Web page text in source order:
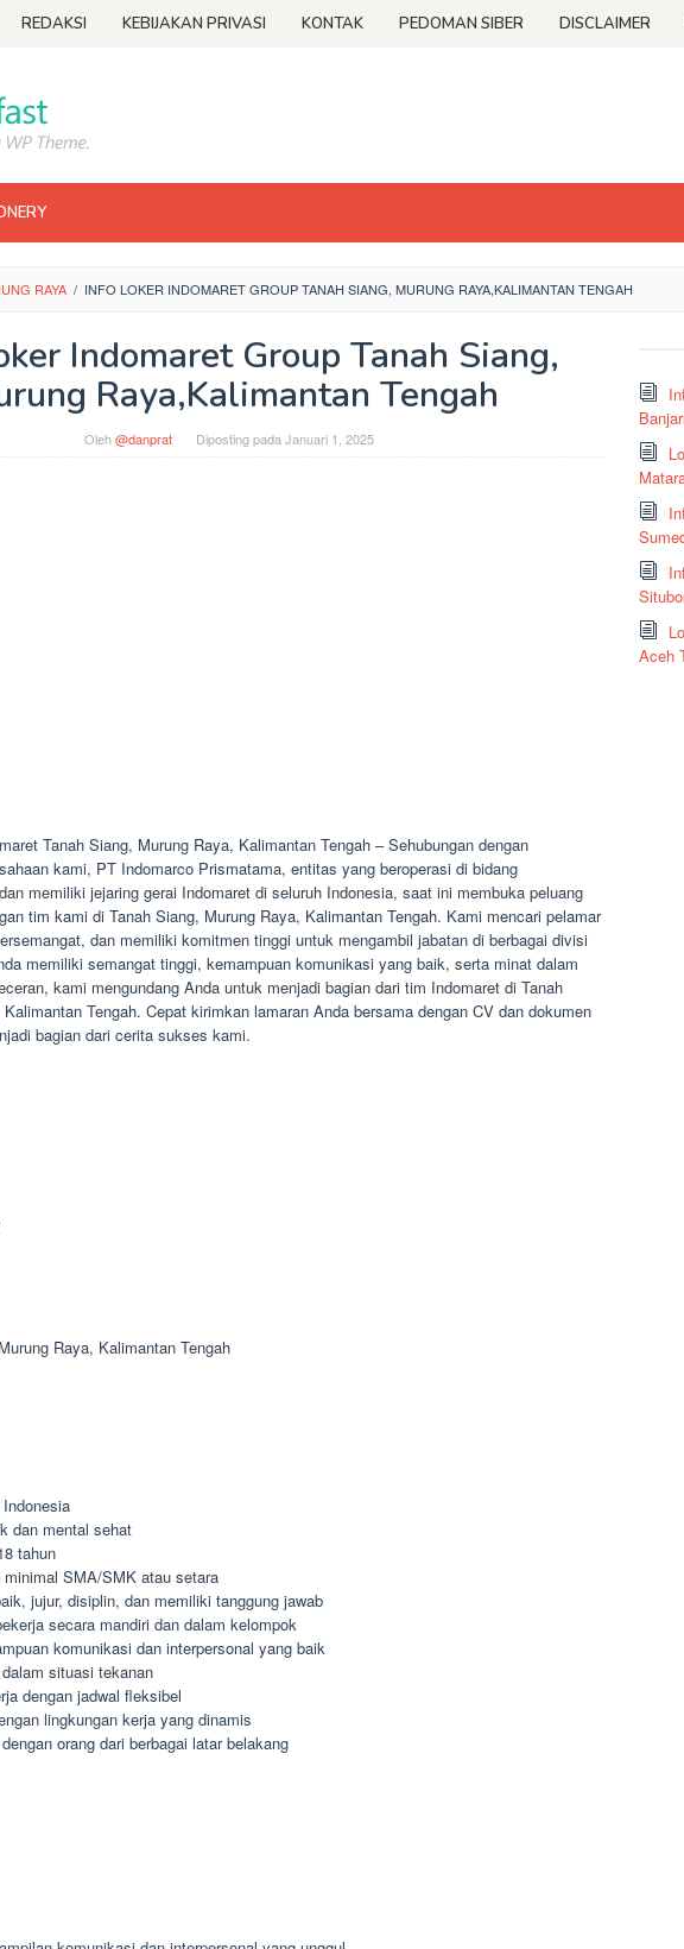
REDAKSI KEBIJAKAN PRIVASI KONTAK PEDOMAN SIBER DISCLAIMER
RAYA / INFO LOKER INDOMARET GROUP TANAH SIANG, MURUNG RAYA,KALIMANTAN TENGAH
Indomaret Group Tanah Siang,
Raya,Kalimantan Tengah
Oleh@danprat Diposting pada Januari 1, 2025
Tanah Siang, Murung Raya, Kalimantan Tengah – Sehubungan dengan
kami, PT Indomarco Prismatama, entitas yang beroperasi di bidang
memiliki jejaring gerai Indomaret di seluruh Indonesia, saat ini membuka peluang
tim kami di Tanah Siang, Murung Raya, Kalimantan Tengah. Kami mencari pelamar
dan memiliki komitmen tinggi untuk mengambil jabatan di berbagai divisi
memiliki semangat tinggi, kemampuan komunikasi yang baik, serta minat dalam
kami mengundang Anda untuk menjadi bagian dari tim Indomaret di Tanah
Tengah. Cepat kirimkan lamaran Anda bersama dengan CV dan dokumen
bagian dari cerita sukses kami.
Raya, Kalimantan Tengah
dan mental sehat
tahun
minimal SMA/SMK atau setara
jujur, disiplin, dan memiliki tanggung jawab
secara mandiri dan dalam kelompok
komunikasi dan interpersonal yang baik
situasi tekanan
dengan jadwal fleksibel
lingkungan kerja yang dinamis
orang dari berbagai latar belakang
Aceh